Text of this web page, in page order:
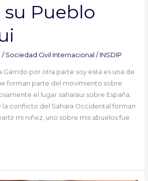
Pueblo
/ Sociedad Civil Internacional / INSDIP
Garrido por otra parte soy esta es una de
forman parte del movimiento sobre
el lugar saharaui sobre España.
la conflicto del Sahara Occidental forman
mi niñez, uno sobre mis abuelos fue